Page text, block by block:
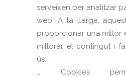
serveixen per analitzar
web. A la llarga,
proporcionar una millor
millorar el contingut i
ús.
_ Cookies